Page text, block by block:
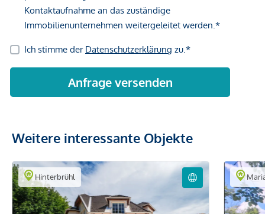
Weitere interessante Objekte
Hinterbrühl